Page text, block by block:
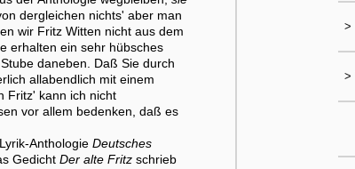
dergleichen nichts' aber man
wir Fritz Witten nicht aus dem
erhalten ein sehr hübsches
daneben. Daß Sie durch
allabendlich mit einem
Fritz' kann ich nicht
vor allem bedenken, daß es
Anthologie Deutsches
Gedicht Der alte Fritz schrieb
>
>